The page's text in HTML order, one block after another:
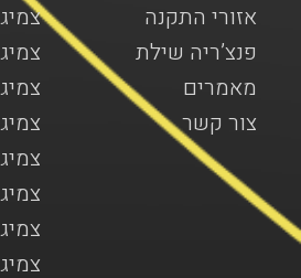
אזורי התקנה
פנצ’ריה שילת
מאמרים
צור קשר